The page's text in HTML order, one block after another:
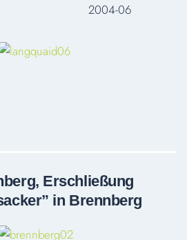
2004-06
Erschließung
in Brennberg